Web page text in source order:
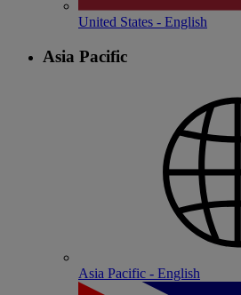
United States - English
Asia Pacific
Asia Pacific - English